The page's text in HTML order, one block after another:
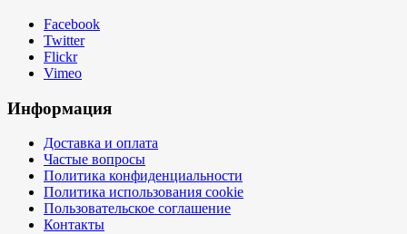
Facebook
Twitter
Flickr
Vimeo
Информация
Доставка и оплата
Частые вопросы
Политика конфиденциальности
Политика использования cookie
Пользовательское соглашение
Контакты